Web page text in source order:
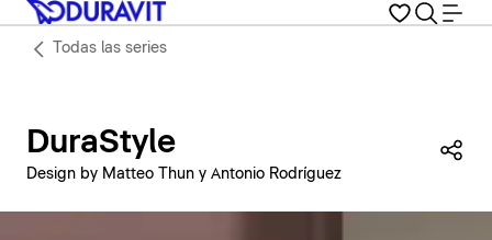
Todas las series
DuraStyle
Design by Matteo Thun y Antonio Rodríguez